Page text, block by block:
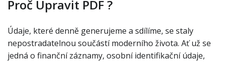
Proč Upravit PDF ?
Údaje, které denně generujeme a sdílíme, se staly
nepostradatelnou součástí moderního života. Ať už se
jedná o finanční záznamy, osobní identifikační údaje,